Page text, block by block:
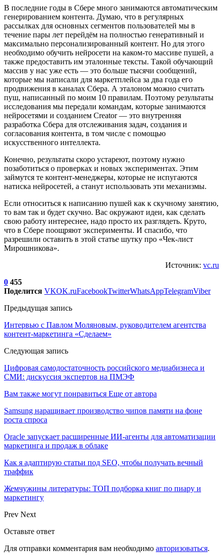
В последние годы в Сбере много занимаются автоматическим
генерированием контента. Думаю, что в регулярных
рассылках для основных сегментов пользователей мы в
течение пары лет перейдём на полностью генеративный и
максимально персонализированный контент. Но для этого
необходимо обучить нейросети на каком-то массиве пушей, а
также предоставить им эталонные тексты. Такой обучающий
массив у нас уже есть — это больше тысячи сообщений,
которые мы написали для маркетплейса за два года его
продвижения в каналах Сбера. А эталоном можно считать
пуш, написанный по моим 10 правилам. Поэтому результаты
исследования мы передали командам, которые занимаются
нейросетями и созданием Creator — это внутренняя
разработка Сбера для отслеживания задач, создания и
согласования контента, в том числе с помощью
искусственного интеллекта.
Конечно, результаты скоро устареют, поэтому нужно
позаботиться о проверках и новых экспериментах. Этим
займутся те контент-менеджеры, которые не испугаются
натиска нейросетей, а станут использовать эти механизмы.
Если относиться к написанию пушей как к скучному занятию,
то вам так и будет скучно. Вас окружают идеи, как сделать
свою работу интереснее, надо просто их разглядеть. Круто,
что в Сбере поощряют эксперименты. И спасибо, что
разрешили оставить в этой статье шутку про «Чек-лист
Мирошникова».
Источник: vc.ru
0 455
Поделится VKOK.ruFacebookTwitterWhatsAppTelegramViber
Предыдущая запись
Интервью с Павлом Моляновым, руководителем агентства
контент-маркетинга «Сделаем»
Следующая запись
Цифровая самодостаточность российского медиабизнеса и
СМИ: дискуссия экспертов на ПМЭФ
Вам также могут понравиться Еще от автора
Samsung наращивает производство чипов памяти на фоне
роста спроса
Oracle запускает расширенные ИИ‑агенты для автоматизации
маркетинга и продаж в облаке
Как я адаптирую статьи под SEO, чтобы получать вечный
траффик
Жемчужины литературы: ТОП подборка книг по пиару и
маркетингу
Prev Next
Оставьте ответ
Для отправки комментария вам необходимо авторизоваться.